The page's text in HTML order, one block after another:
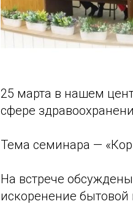
25 марта в нашем
сфере
Тема семинара —
На встрече
искоренение бытовой